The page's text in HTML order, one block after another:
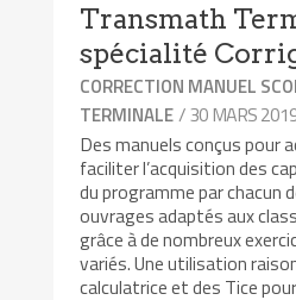
Transmath
spécialité
CORRECTION MANUEL
TERMINALE/ 30 MARS
Des manuels conçus pour
faciliter l’acquisition des
du programme par chacun
ouvrages adaptés aux
grâce à de nombreux
variés. Une utilisation
calculatrice et des Tice